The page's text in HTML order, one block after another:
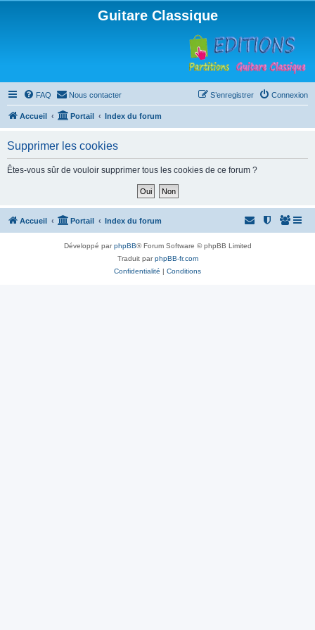
Guitare Classique
FAQ Nous contacter Connexion
S’enregistrer
Accueil Portail Index du forum
Supprimer les cookies
Êtes-vous sûr de vouloir supprimer tous les cookies de ce forum ?
Accueil Portail Index du forum
Développé parphpBB® Forum Software © phpBB Limited
Traduit parphpBB-fr.com
Confidentialité | Conditions